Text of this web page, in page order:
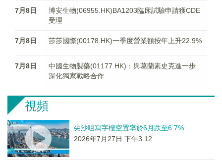
7月8日
博安生物(06955.HK)BA1203臨床試驗申請獲CDE
受理
7月8日 莎莎國際(00178.HK)一季度營業額按年上升22.9%
7月8日
中國生物製藥(01177.HK)：與葛蘭素史克進一步
深化獨家戰略合作
視頻
尖沙咀寫字樓空置率於6月跌至6.7%
2026年7月27日 下午3:12